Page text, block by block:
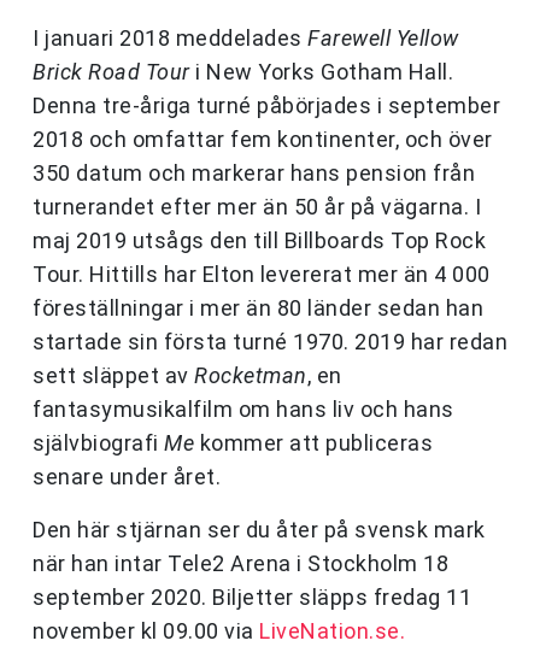
I januari 2018 meddelades Farewell Yellow
Brick Road Touri New Yorks Gotham Hall.
Denna tre-åriga turné påbörjades i september
2018 och omfattar fem kontinenter, och över
350 datum och markerar hans pension från
turnerandet efter mer än 50 år på vägarna. I
maj 2019 utsågs den till Billboards Top Rock
Tour. Hittills har Elton levererat mer än 4 000
föreställningar i mer än 80 länder sedan han
startade sin första turné 1970. 2019 har redan
sett släppet av Rocketman, en
fantasymusikalfilm om hans liv och hans
självbiografi Me kommer att publiceras
senare under året.
Den här stjärnan ser du åter på svensk mark
när han intar Tele2 Arena i Stockholm 18
september 2020. Biljetter släpps fredag 11
november kl 09.00 via LiveNation.se.